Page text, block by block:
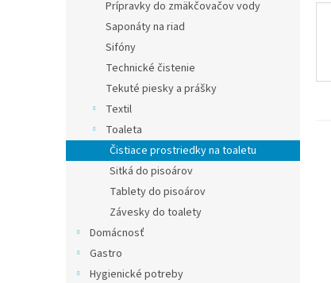
Prípravky do zmäkčovačov vody
Saponáty na riad
Sifóny
Technické čistenie
Tekuté piesky a prášky
Textil
Toaleta
Čistiace prostriedky na toaletu
Sitká do pisoárov
Tablety do pisoárov
Závesky do toalety
Domácnosť
Gastro
Hygienické potreby